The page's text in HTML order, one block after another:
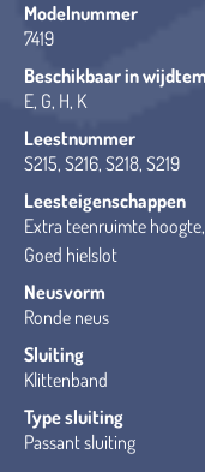
Modelnummer
7419
Beschikbaar in
E, G, H, K
Leestnummer
S215, S216, S218, S219
Leesteigenschappen
Extra teenruimte
Goed hielslot
Neusvorm
Ronde neus
Sluiting
Klittenband
Type sluiting
Passant sluiting